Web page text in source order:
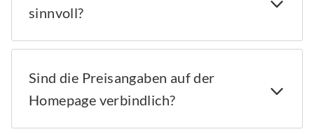
sinnvoll?
Sind die Preisangaben auf der
Homepage verbindlich?